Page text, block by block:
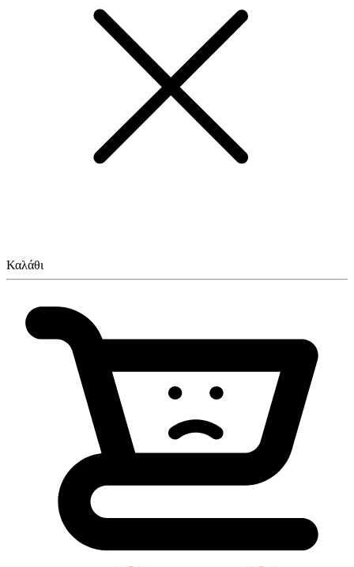
Καλάθι